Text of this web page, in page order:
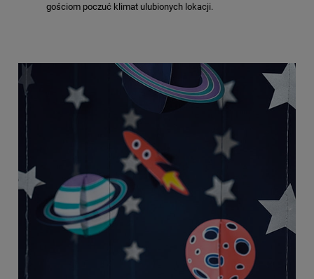
gościom poczuć klimat ulubionych lokacji.